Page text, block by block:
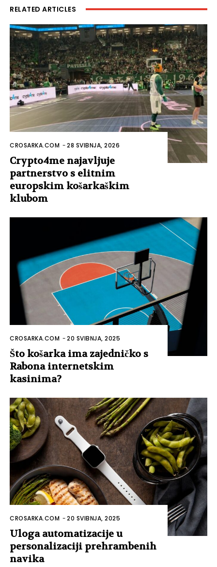
RELATED ARTICLES
CROSARKA.COM -28 SVIBNJA, 2026
Crypto4me najavljuje
partnerstvo s elitnim
europskim košarkaškim
klubom
CROSARKA.COM -20 SVIBNJA, 2025
Što košarka ima zajedničko s
Rabona internetskim
kasinima?
CROSARKA.COM -20 SVIBNJA, 2025
Uloga automatizacije u
personalizaciji prehrambenih
navika